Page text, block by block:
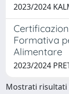
2023/2024
Formativa
Alimentare
2023/2024
Mostrati risultati